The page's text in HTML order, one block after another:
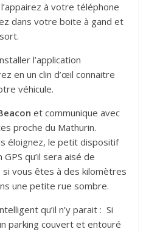
à votre téléphone
dans votre boite à gand et
l’application
en un clin d’œil connaitre
véhicule.
et communique avec
proche du Mathurin.
éloignez, le petit dispositif
qu’il sera aisé de
vous êtes à des kilomètres
une petite rue sombre.
qu’il n’y parait : Si
parking couvert et entouré